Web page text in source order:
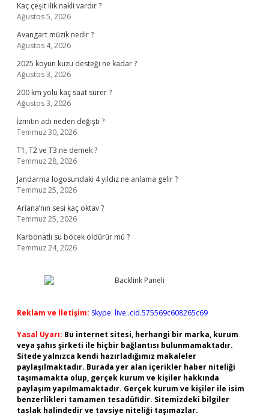
Kaç çeşit ilik nakli vardır ?
Ağustos 5, 2026
Avangart müzik nedir ?
Ağustos 4, 2026
2025 koyun kuzu desteği ne kadar ?
Ağustos 3, 2026
200 km yolu kaç saat sürer ?
Ağustos 3, 2026
İzmitin adı neden değişti ?
Temmuz 30, 2026
T1, T2 ve T3 ne demek ?
Temmuz 28, 2026
Jandarma logosundaki 4 yıldız ne anlama gelir ?
Temmuz 25, 2026
Ariana’nın sesi kaç oktav ?
Temmuz 25, 2026
Karbonatlı su böcek öldürür mü ?
Temmuz 24, 2026
Reklam ve İletişim: Skype: live:.cid.575569c608265c69
Yasal Uyarı: Bu internet sitesi, herhangi bir marka, kurum
veya şahıs şirketi ile hiçbir bağlantısı bulunmamaktadır.
Sitede yalnızca kendi hazırladığımız makaleler
paylaşılmaktadır. Burada yer alan içerikler haber niteliği
taşımamakta olup, gerçek kurum ve kişiler hakkında
paylaşım yapılmamaktadır. Gerçek kurum ve kişiler ile isim
benzerlikleri tamamen tesadüfidir. Sitemizdeki bilgiler
taslak halindedir ve tavsiye niteliği taşımazlar.